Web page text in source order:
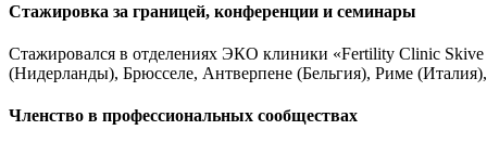
Стажировка за границей, конференции и семинары
Стажировался в отделениях ЭКО клиники «Fertility Clinic
(Нидерланды), Брюсселе, Антверпене (Бельгия), Риме
Членство в профессиональных сообществах